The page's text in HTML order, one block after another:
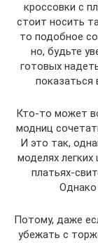
кроссовки с
стоит носить
то подобное
но, будьте
готовых
показаться
Кто-то может
модниц
И это так,
моделях
платьях-
Однако
Потому, даже
убежать с